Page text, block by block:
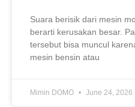
Suara berisik dari mesin
berarti kerusakan besar.
tersebut bisa muncul
mesin bensin atau
Mimin DOMO June 24, 2026